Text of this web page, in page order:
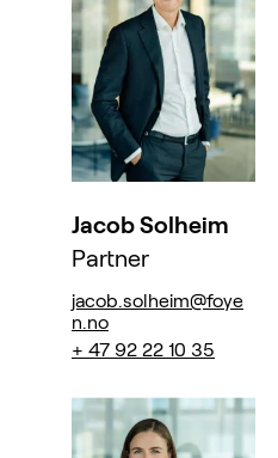
Jacob Solheim
Partner
jacob.solheim@foye
n.no
+ 47 92 22 10 35